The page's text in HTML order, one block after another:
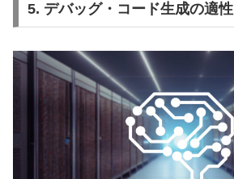
5. デバッグ・コード生成の適性